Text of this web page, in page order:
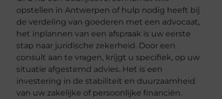
opstellen in Antwerpen of hulp nodig heeft bij
de verdeling van goederen met een advocaat,
het inplannen van een afspraak is uw eerste
stap naar juridische zekerheid. Door een
consult aan te vragen, krijgt u specifiek, op uw
situatie afgestemd advies. Het is een
investering in de stabiliteit en duurzaamheid
van uw zakelijke of persoonlijke financiën.